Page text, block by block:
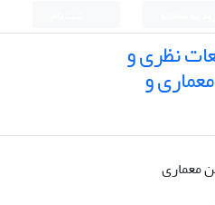
نظری و
و
معماری